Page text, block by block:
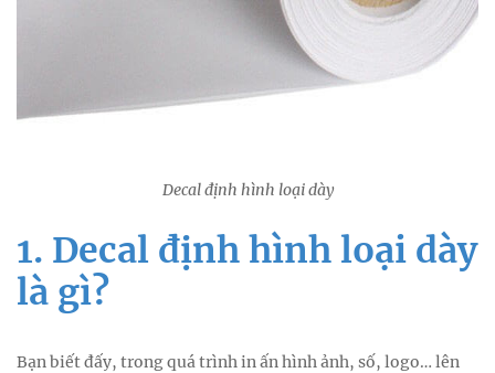
Decal định hình loại dày
1. Decal định hình loại dày
là gì?
Bạn biết đấy, trong quá trình in ấn hình ảnh, số, logo… lên